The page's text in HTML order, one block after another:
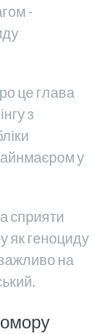
-
це глава
з
у
сприяти
як геноциду
на